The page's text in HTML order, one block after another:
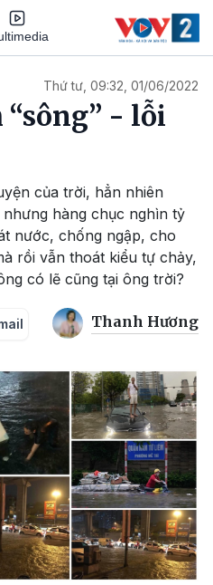
Thứ tư, 09:32, 01/06/2022
- lỗi
của trời, hẳn nhiên
hàng chục nghìn tỷ
nước, chống ngập, cho
rồi vẫn thoát kiểu tự chảy,
có lẽ cũng tại ông trời?
Thanh Hương